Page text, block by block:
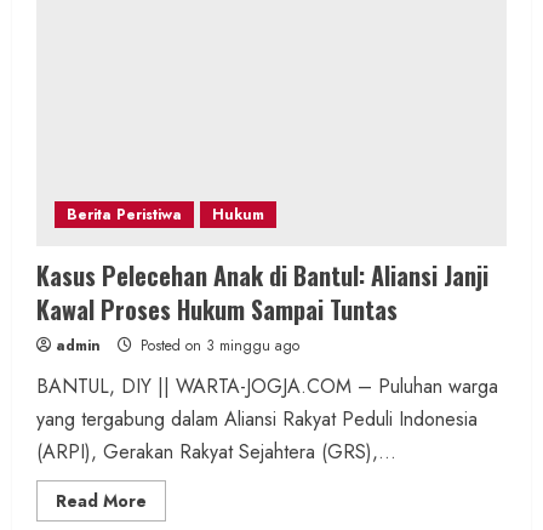
Berita Peristiwa Hukum
Kasus Pelecehan Anak di Bantul: Aliansi Janji
Kawal Proses Hukum Sampai Tuntas
admin Posted on 3 minggu ago
BANTUL, DIY || WARTA-JOGJA.COM – Puluhan warga
yang tergabung dalam Aliansi Rakyat Peduli Indonesia
(ARPI), Gerakan Rakyat Sejahtera (GRS),...
Read More
more